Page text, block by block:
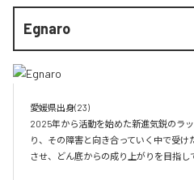
Egnaro
愛媛県出身(23)
2025年から活動を始めた新進気鋭のラ
り、その障害と向き合っていく中で受
させ、どん底からの成り上がりを目指し